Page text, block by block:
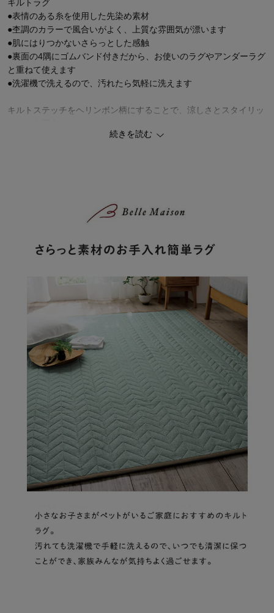
キルトラグ
●表情のある糸を使用した先染め素材
●杢調のカラーで風合いがよく、上質な雰囲気が漂います
●肌にはりつかないさらっとした感触
●裏面の4隅にゴムバンド付きだから、お使いのラグやアンダーラグ
と重ねて使えます
●洗濯機で洗えるので、汚れたら気軽に洗えます
キルトステッチをヘリンボン柄にすることで、涼しさとスタイリッ
乾きやすい素材だから、いつもさらさらで気持ちよく使えます
続きを読む